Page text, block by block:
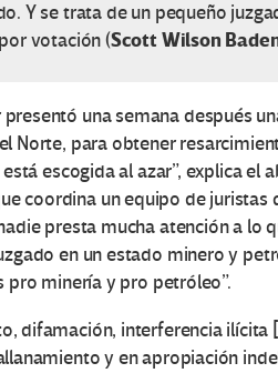
Y se trata de un pequeño
votación (Scott Wilson
una semana después
Norte, para obtener
escogida al azar”, explica el
coordina un equipo de juristas
presta mucha atención a lo
en un estado minero y
pro minería y pro petróleo”.
difamación, interferencia ilícita
y en apropiación